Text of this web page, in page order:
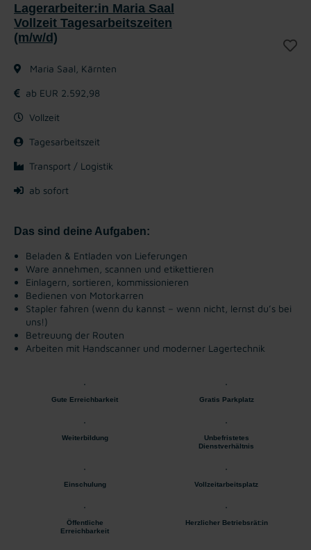
Lagerarbeiter:in Maria Saal
Vollzeit Tagesarbeitszeiten
(m/w/d)
Maria Saal, Kärnten
ab EUR 2.592,98
Vollzeit
Tagesarbeitszeit
Transport / Logistik
ab sofort
Das sind deine Aufgaben:
Beladen & Entladen von Lieferungen
Ware annehmen, scannen und etikettieren
Einlagern, sortieren, kommissionieren
Bedienen von Motorkarren
Stapler fahren (wenn du kannst – wenn nicht, lernst du’s bei
uns!)
Betreuung der Routen
Arbeiten mit Handscanner und moderner Lagertechnik
Gute Erreichbarkeit Gratis Parkplatz
Weiterbildung
Unbefristetes
Dienstverhältnis
Einschulung Vollzeitarbeitsplatz
Öffentliche
Erreichbarkeit
Herzlicher Betriebsrät:in